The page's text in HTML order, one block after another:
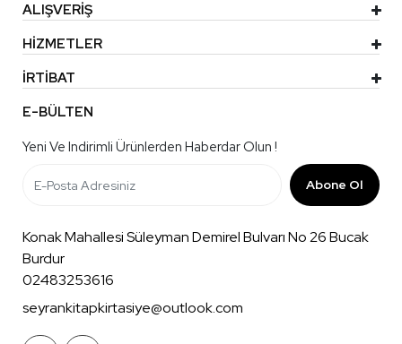
ALIŞVERİŞ
HİZMETLER
İRTİBAT
E-BÜLTEN
Yeni Ve Indirimli Ürünlerden Haberdar Olun !
Abone Ol
Konak Mahallesi Süleyman Demirel Bulvarı No 26 Bucak
Burdur
02483253616
seyrankitapkirtasiye@outlook.com